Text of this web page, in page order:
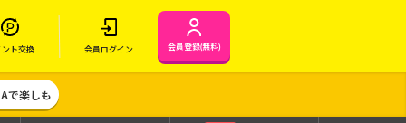
ント交換 会員ログイン 会員登録(無料)
で楽しも